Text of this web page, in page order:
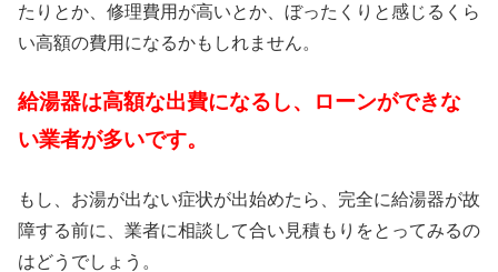
たりとか、修理費用が高いとか、ぼったくりと感じるくら
い高額の費用になるかもしれません。
給湯器は高額な出費になるし、ローンができな
い業者が多いです。
もし、お湯が出ない症状が出始めたら、完全に給湯器が故
障する前に、業者に相談して合い見積もりをとってみるの
はどうでしょう。